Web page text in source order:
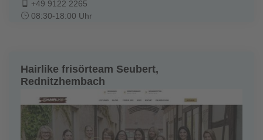
+49 9122 2265
08:30-18:00 Uhr
Hairlike frisörteam Seubert,
Rednitzhembach